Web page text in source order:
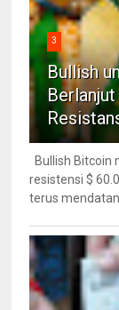
3
Bullish
Bullish Bitcoin
resistensi $
terus